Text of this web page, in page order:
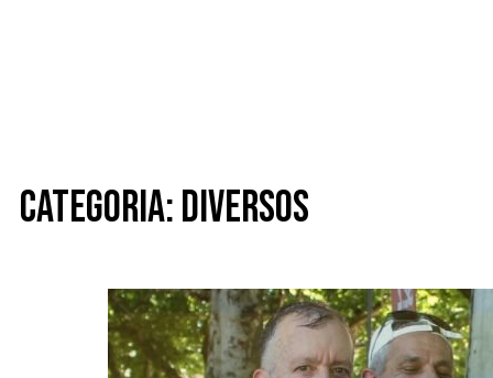
Categoria: Diversos